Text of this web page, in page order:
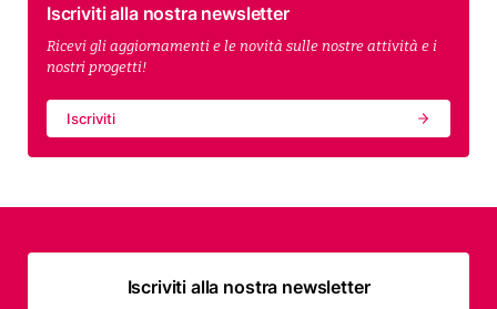
Iscriviti alla nostra newsletter
Ricevi gli aggiornamenti e le novità sulle nostre attività e i
nostri progetti!
Iscriviti
Iscriviti alla nostra newsletter